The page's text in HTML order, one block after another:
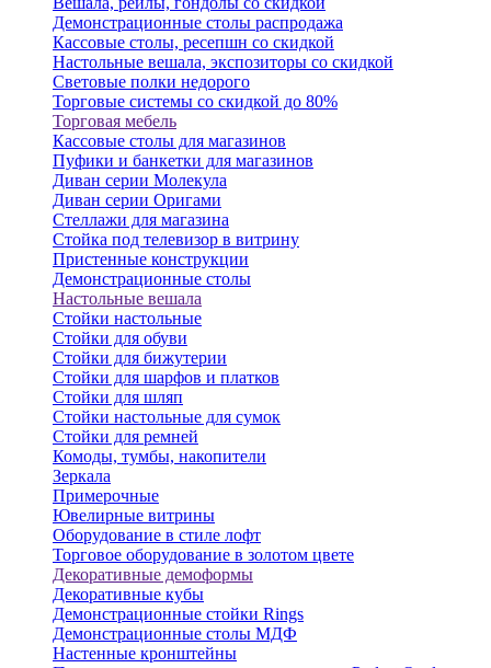
Демонстрационные столы распродажа
Кассовые столы, ресепшн со скидкой
Настольные вешала, экспозиторы со скидкой
Световые полки недорого
Торговые системы со скидкой до 80%
Торговая мебель
Кассовые столы для магазинов
Пуфики и банкетки для магазинов
Диван серии Молекула
Диван серии Оригами
Стеллажи для магазина
Стойка под телевизор в витрину
Пристенные конструкции
Демонстрационные столы
Настольные вешала
Стойки настольные
Стойки для обуви
Стойки для бижутерии
Стойки для шарфов и платков
Стойки для шляп
Стойки настольные для сумок
Стойки для ремней
Комоды, тумбы, накопители
Зеркала
Примерочные
Ювелирные витрины
Оборудование в стиле лофт
Торговое оборудование в золотом цвете
Декоративные демоформы
Декоративные кубы
Демонстрационные стойки Rings
Демонстрационные столы МДФ
Настенные кронштейны